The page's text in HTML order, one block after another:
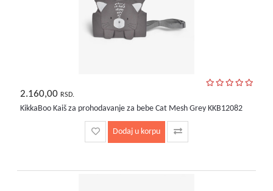
2.160,00 RSD.
KikkaBoo Kaiš za prohodavanje za bebe Cat Mesh Grey KKB12082
Dodaj u korpu